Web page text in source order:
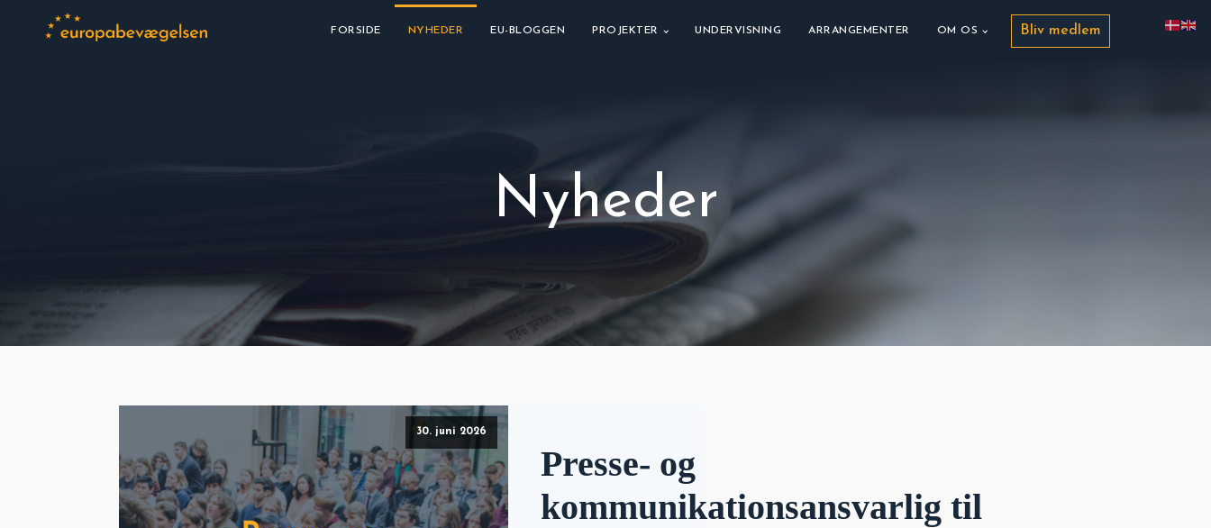
FORSIDE NYHEDER EU-BLOGGEN PROJEKTER UNDERVISNING ARRANGEMENTER OM OS Bliv medlem
Nyheder
30. juni 2026
Presse- og
kommunikationsansvarlig til